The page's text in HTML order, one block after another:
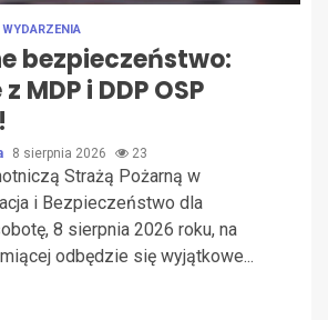
WYDARZENIA
bezpieczeństwo:
MDP i DDP OSP
8 sierpnia 2026 23
Strażą Pożarną w
i Bezpieczeństwo dla
8 sierpnia 2026 roku, na
odbędzie się wyjątkowe...